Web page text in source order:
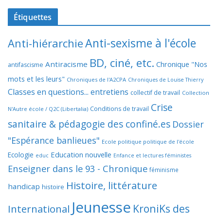
Étiquettes
Anti-hiérarchieAnti-sexisme à l'école
antifascisme Antiracisme BD, ciné, etc. Chronique "Nos
mots et les leurs" Chroniques de l'A2CPA Chroniques de Louise Thierry
Classes en questions... entretiens collectif de travail Collection
N'Autre école / Q2C (Libertalia) Conditions de travail Crise
sanitaire & pédagogie des confiné.es Dossier
"Espérance banlieues" Ecole politique politique de l'école
Ecologie educ Education nouvelle Enfance et lectures féministes
Enseigner dans le 93 - Chronique féminisme
handicap histoire Histoire, littérature
International Jeunesse KroniKs des